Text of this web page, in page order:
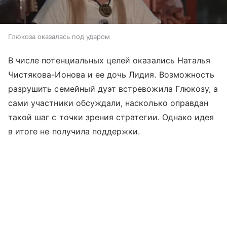
Глюкоза оказалась под ударом
В числе потенциальных целей оказались Наталья
Чистякова-Ионова и ее дочь Лидия. Возможность
разрушить семейный дуэт встревожила Глюкозу, а
сами участники обсуждали, насколько оправдан
такой шаг с точки зрения стратегии. Однако идея
в итоге не получила поддержки.